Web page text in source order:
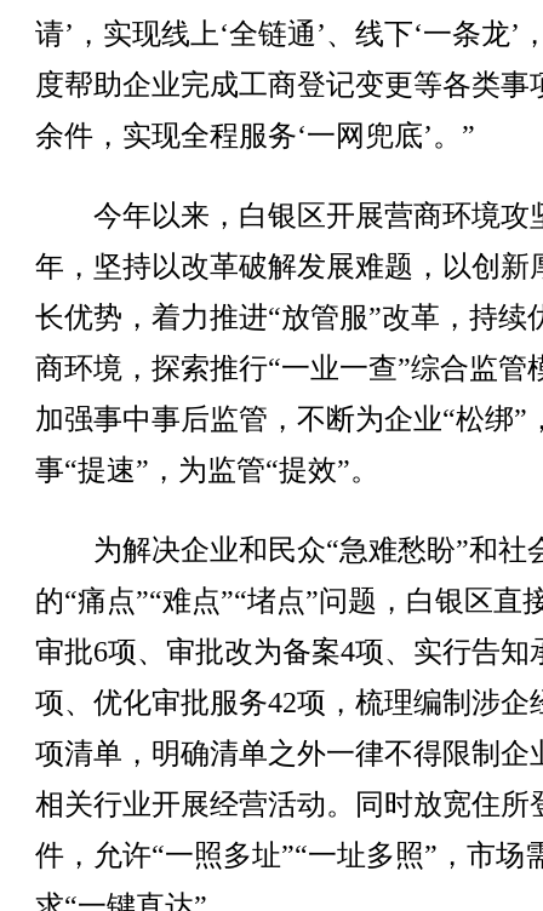
请’，实现线上‘全链通’、线下‘一条龙’
度帮助企业完成工商登记变更等各类事
余件，实现全程服务‘一网兜底’。”
今年以来，白银区开展营商环境攻
年，坚持以改革破解发展难题，以创新
长优势，着力推进“放管服”改革，持续
商环境，探索推行“一业一查”综合监管
加强事中事后监管，不断为企业“松绑”
事“提速”，为监管“提效”。
为解决企业和民众“急难愁盼”和社
的“痛点”“难点”“堵点”问题，白银区直
审批6项、审批改为备案4项、实行告知
项、优化审批服务42项，梳理编制涉企
项清单，明确清单之外一律不得限制企
相关行业开展经营活动。同时放宽住所
件，允许“一照多址”“一址多照”，市场